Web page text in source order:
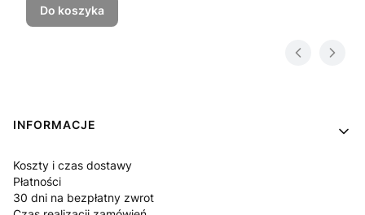
Do koszyka
Linki w stopce
INFORMACJE
Koszty i czas dostawy
Płatności
30 dni na bezpłatny zwrot